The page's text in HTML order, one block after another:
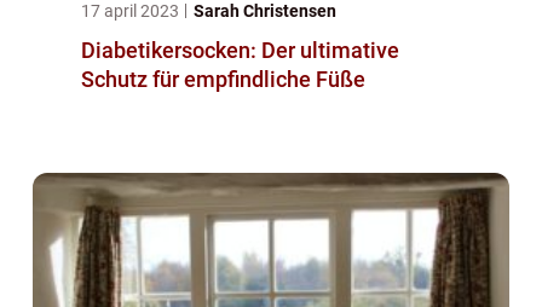
17 april 2023 Sarah Christensen
Diabetikersocken: Der ultimative
Schutz für empfindliche Füße